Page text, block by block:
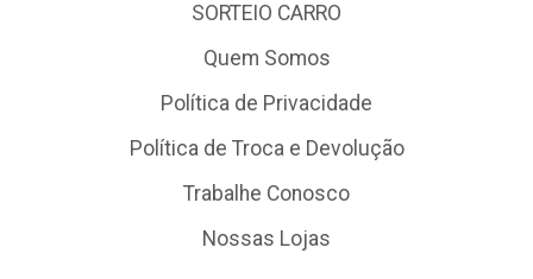
SORTEIO CARRO
Quem Somos
Política de Privacidade
Política de Troca e Devolução
Trabalhe Conosco
Nossas Lojas